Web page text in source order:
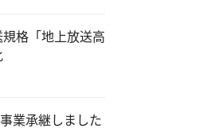
格「地上放送高
業承継しました